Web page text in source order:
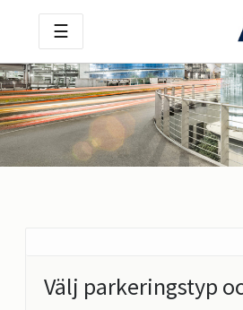
☰
Välj parkeringstyp